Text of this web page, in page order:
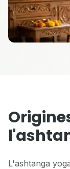
L'ashtanga